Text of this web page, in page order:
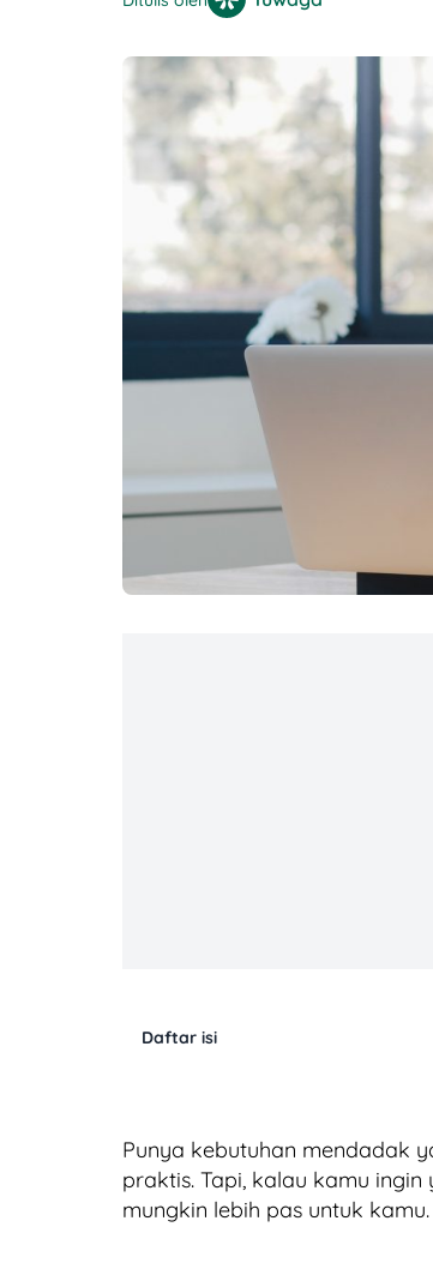
Daftar isi
Punya kebutuhan mendadak
praktis. Tapi, kalau kamu
mungkin lebih pas untuk kamu.